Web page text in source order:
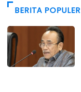
BERITA POPULER